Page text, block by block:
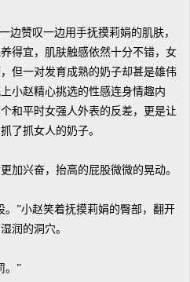
赞叹一边用手抚摸莉娟的肌肤，
得宜，肌肤触感依然十分不错，女
但一对发育成熟的奶子却甚是雄伟
小赵精心挑选的性感连身情趣内
和平时女强人外表的反差，更是让
了抓女人的奶子。
兴奋，抬高的屁股微微的晃动。
”小赵笑着抚摸莉娟的臀部，翻开
润的洞穴。
。”